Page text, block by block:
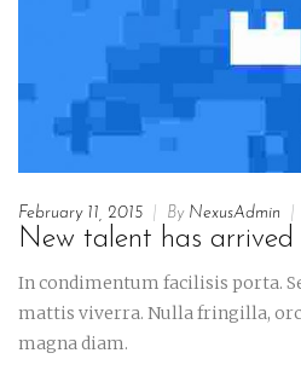
February 11, 2015 | By NexusAdmin |
New talent has arrived
In condimentum facilisis porta.
mattis viverra. Nulla fringilla,
magna diam.